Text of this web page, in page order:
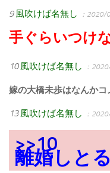
9 風吹けば名無し ：2020/
手ぐらいつけ
10 風吹けば名無し ：
嫁の大橋未歩はなんかコ
13 風吹けば名無し ：
>>10
離婚しと